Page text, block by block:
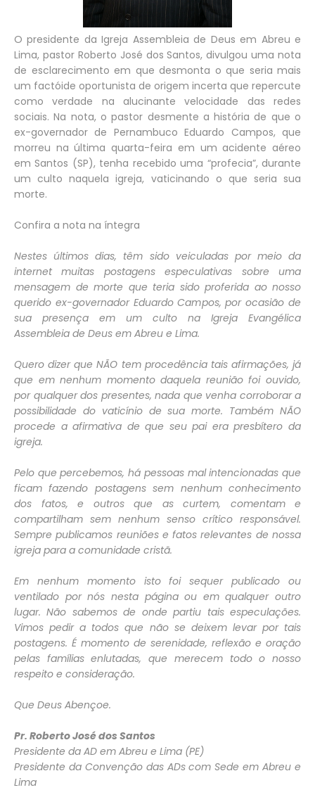
O presidente da Igreja Assembleia de Deus em Abreu e
Lima, pastor Roberto José dos Santos, divulgou uma nota
de esclarecimento em que desmonta o que seria mais
um factóide oportunista de origem incerta que repercute
como verdade na alucinante velocidade das redes
sociais. Na nota, o pastor desmente a história de que o
ex-governador de Pernambuco Eduardo Campos, que
morreu na última quarta-feira em um acidente aéreo
em Santos (SP), tenha recebido uma “profecia”, durante
um culto naquela igreja, vaticinando o que seria sua
morte.
Confira a nota na íntegra
Nestes últimos dias, têm sido veiculadas por meio da
internet muitas postagens especulativas sobre uma
mensagem de morte que teria sido proferida ao nosso
querido ex-governador Eduardo Campos, por ocasião de
sua presença em um culto na Igreja Evangélica
Assembleia de Deus em Abreu e Lima.
Quero dizer que NÃO tem procedência tais afirmações, já
que em nenhum momento daquela reunião foi ouvido,
por qualquer dos presentes, nada que venha corroborar a
possibilidade do vaticínio de sua morte. Também NÃO
procede a afirmativa de que seu pai era presbítero da
igreja.
Pelo que percebemos, há pessoas mal intencionadas que
ficam fazendo postagens sem nenhum conhecimento
dos fatos, e outros que as curtem, comentam e
compartilham sem nenhum senso crítico responsável.
Sempre publicamos reuniões e fatos relevantes de nossa
igreja para a comunidade cristã.
Em nenhum momento isto foi sequer publicado ou
ventilado por nós nesta página ou em qualquer outro
lugar. Não sabemos de onde partiu tais especulações.
Vimos pedir a todos que não se deixem levar por tais
postagens. É momento de serenidade, reflexão e oração
pelas famílias enlutadas, que merecem todo o nosso
respeito e consideração.
Que Deus Abençoe.
Pr. Roberto José dos Santos
Presidente da AD em Abreu e Lima (PE)
Presidente da Convenção das ADs com Sede em Abreu e
Lima